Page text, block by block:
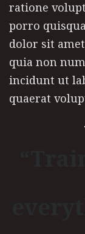
ratione
porro
dolor sit
quia non
incidunt ut
quaerat